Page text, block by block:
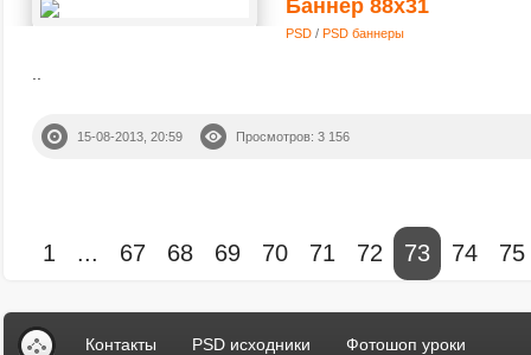
Баннер 88x31
PSD / PSD баннеры
15-08-2013, 20:59 Просмотров: 3 156
1 ... 67 68 69 70 71 72 73 74 75
Контакты PSD исходники Фотошоп уроки